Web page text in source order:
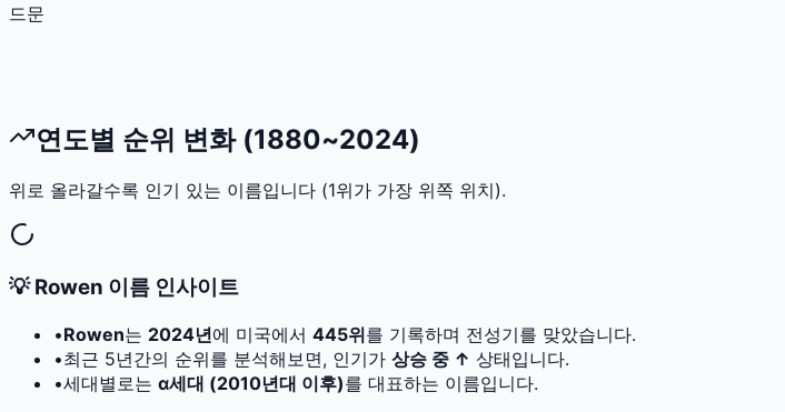
드문
연도별 순위 변화 (1880~2024)
위로 올라갈수록 인기 있는 이름입니다 (1위가 가장 위쪽 위치).
💡Rowen 이름 인사이트
•Rowen는 2024년에 미국에서 445위를 기록하며 전성기를 맞았습니다.
•최근 5년간의 순위를 분석해보면, 인기가 상승 중 ↑ 상태입니다.
•세대별로는 α세대 (2010년대 이후)를 대표하는 이름입니다.